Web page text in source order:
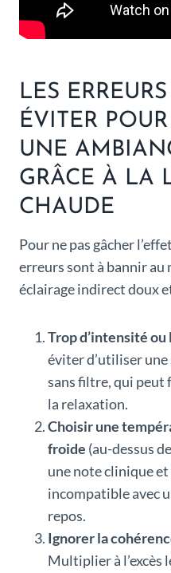
LES
ÉVITER
UNE
GRÂCE À LA
CHAUDE
Pour ne pas gâcher
erreurs sont à bannir au
éclairage indirect doux
Trop d’intensité
éviter d’utiliser
sans filtre, qui peut
la relaxation.
Choisir une
froide (au-dessus
une note clinique
incompatible avec
repos.
Ignorer la
Multiplier à l’excès